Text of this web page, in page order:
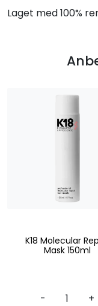
Laget med 100%
K18 Molecular
Mask 150ml
- +